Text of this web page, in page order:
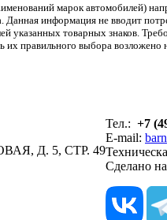
марок автомобилей)
Данная информация не вводит
указанных товарных знаков.
правильного выбора возложено
Д. 5, СТР. 49
Тел.: +7
E-mail:
Сделано